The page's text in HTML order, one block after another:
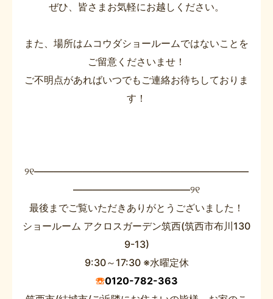
ぜひ、皆さまお気軽にお越しください。
また、場所はムコウダショールームではないことを
ご留意くださいませ！
ご不明点があればいつでもご連絡お待ちしておりま
す！
୨୧――――――――――――――――――――――
――――――――――――୨୧
最後までご覧いただきありがとうございました！
ショールーム アクロスガーデン筑西(筑西市布川130
9-13)
9:30～17:30 ※水曜定休
☏0120-782-363